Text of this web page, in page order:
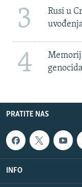
3
Rusi u
4
PRATITE NAS
INFO